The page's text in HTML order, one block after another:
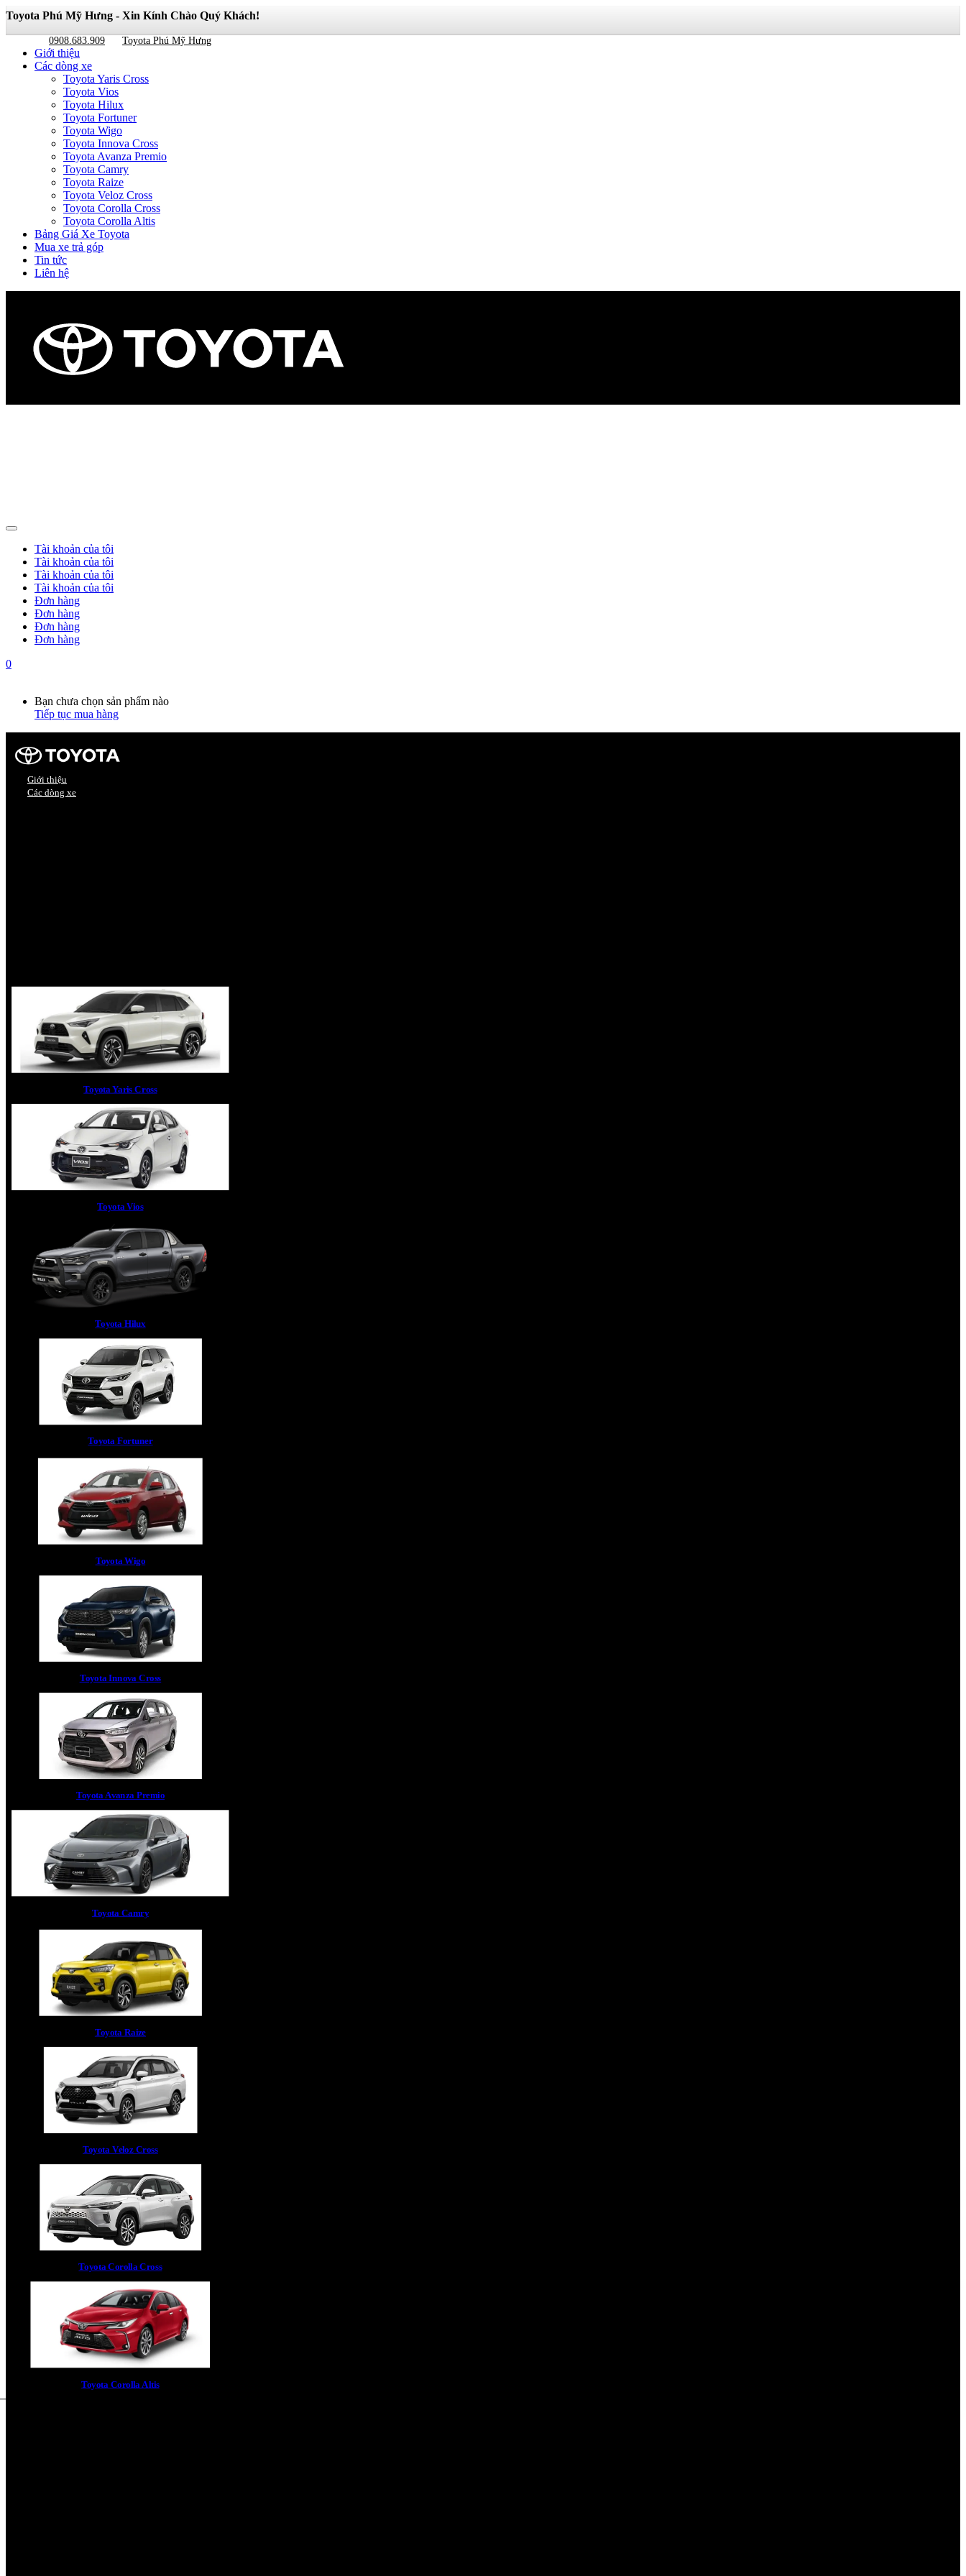
Toyota Phú Mỹ Hưng - Xin Kính Chào Quý Khách!
0908.683.909 Toyota Phú Mỹ Hưng
Giới thiệu
Các dòng xe
Toyota Yaris Cross
Toyota Vios
Toyota Hilux
Toyota Fortuner
Toyota Wigo
Toyota Innova Cross
Toyota Avanza Premio
Toyota Camry
Toyota Raize
Toyota Veloz Cross
Toyota Corolla Cross
Toyota Corolla Altis
Bảng Giá Xe Toyota
Mua xe trả góp
Tin tức
Liên hệ
Tài khoản của tôi
Tài khoản của tôi
Tài khoản của tôi
Tài khoản của tôi
Đơn hàng
Đơn hàng
Đơn hàng
Đơn hàng
0
Bạn chưa chọn sản phẩm nào
Tiếp tục mua hàng
Giới thiệu
Các dòng xe
Toyota Yaris Cross
Toyota Vios
Toyota Hilux
Toyota Fortuner
Toyota Wigo
Toyota Innova Cross
Toyota Avanza Premio
Toyota Camry
Toyota Raize
Toyota Veloz Cross
Toyota Corolla Cross
Toyota Corolla Altis